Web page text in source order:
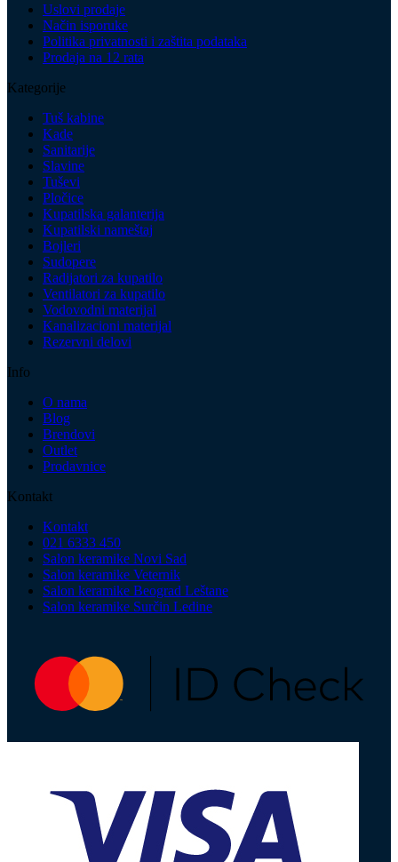
Uslovi prodaje
Način isporuke
Politika privatnosti i zaštita podataka
Prodaja na 12 rata
Kategorije
Tuš kabine
Kade
Sanitarije
Slavine
Tuševi
Pločice
Kupatilska galanterija
Kupatilski nameštaj
Bojleri
Sudopere
Radijatori za kupatilo
Ventilatori za kupatilo
Vodovodni materijal
Kanalizacioni materijal
Rezervni delovi
Info
O nama
Blog
Brendovi
Outlet
Prodavnice
Kontakt
Kontakt
021 6333 450
Salon keramike Novi Sad
Salon keramike Veternik
Salon keramike Beograd Leštane
Salon keramike Surčin Ledine